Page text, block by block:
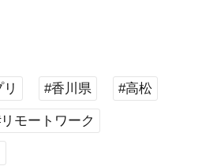
#香川県 #高松
モートワーク